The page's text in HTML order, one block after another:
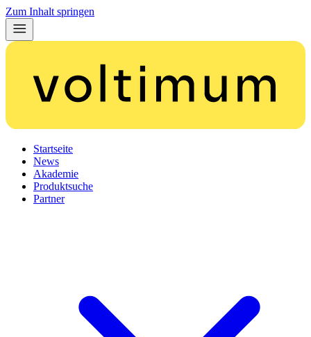
Zum Inhalt springen
Startseite
News
Akademie
Produktsuche
Partner